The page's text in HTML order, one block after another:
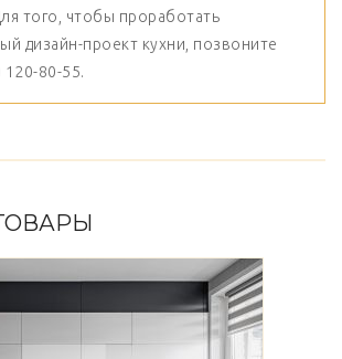
того, чтобы проработать
дизайн-проект кухни, позвоните
120-80-55.